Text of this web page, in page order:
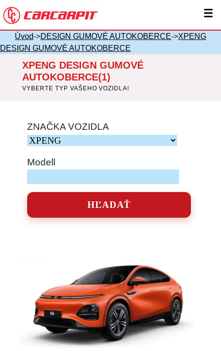
☰
Úvod->DESIGN GUMOVÉ AUTOKOBERCE->XPENG
DESIGN GUMOVÉ AUTOKOBERCE
XPENG DESIGN GUMOVÉ
AUTOKOBERCE(1)
VYBERTE TYP VAŠEHO VOZIDLA!
ZNAČKA VOZIDLA
Modell
HĽADAŤ